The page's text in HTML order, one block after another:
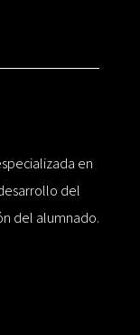
en
del
del alumnado.